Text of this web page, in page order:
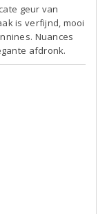
geur van
is verfijnd, mooi
Nuances
afdronk.